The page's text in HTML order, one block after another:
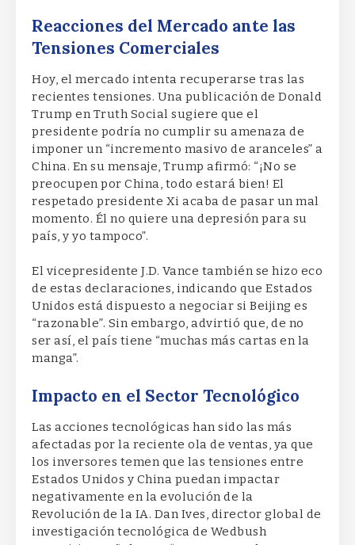
Reacciones del Mercado ante las
Tensiones Comerciales
Hoy, el mercado intenta recuperarse tras las
recientes tensiones. Una publicación de Donald
Trump en Truth Social sugiere que el
presidente podría no cumplir su amenaza de
imponer un “incremento masivo de aranceles” a
China. En su mensaje, Trump afirmó: “¡No se
preocupen por China, todo estará bien! El
respetado presidente Xi acaba de pasar un mal
momento. Él no quiere una depresión para su
país, y yo tampoco”.
El vicepresidente J.D. Vance también se hizo eco
de estas declaraciones, indicando que Estados
Unidos está dispuesto a negociar si Beijing es
“razonable”. Sin embargo, advirtió que, de no
ser así, el país tiene “muchas más cartas en la
manga”.
Impacto en el Sector Tecnológico
Las acciones tecnológicas han sido las más
afectadas por la reciente ola de ventas, ya que
los inversores temen que las tensiones entre
Estados Unidos y China puedan impactar
negativamente en la evolución de la
Revolución de la IA. Dan Ives, director global de
investigación tecnológica de Wedbush